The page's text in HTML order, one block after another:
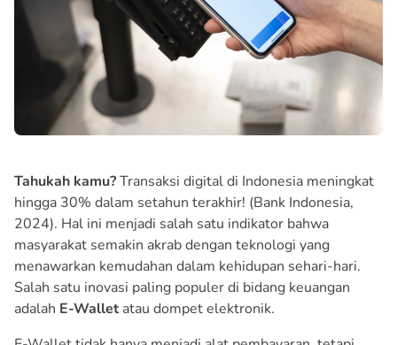
Tahukah kamu?Transaksi digital di Indonesia meningkat
hingga 30% dalam setahun terakhir! (Bank Indonesia,
2024). Hal ini menjadi salah satu indikator bahwa
masyarakat semakin akrab dengan teknologi yang
menawarkan kemudahan dalam kehidupan sehari-hari.
Salah satu inovasi paling populer di bidang keuangan
adalah E-Walletatau dompet elektronik.